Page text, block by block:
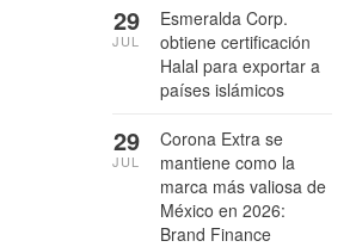
Esmeralda Corp.
obtiene certificación
Halal para exportar a
países islámicos
29
JUL
Corona Extra se
mantiene como la
marca más valiosa de
México en 2026:
Brand Finance
29
JUL